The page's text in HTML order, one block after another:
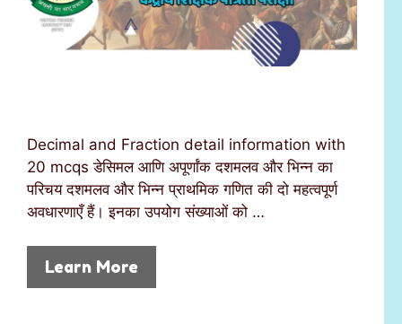
Decimal and Fraction detail information with
20 mcqs डेसिमल आणि अपूर्णांक दशमलव और भिन्न का
परिचय दशमलव और भिन्न प्राथमिक गणित की दो महत्वपूर्ण
अवधारणाएँ हैं। इनका उपयोग संख्याओं को …
Learn More